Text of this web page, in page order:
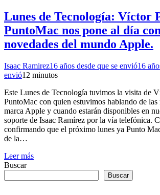
Lunes de Tecnología: Víctor
PuntoMac nos pone al día
novedades del mundo Apple.
Isaac Ramirez16 años desde que se envió16
envió1 2 minutos
Este Lunes de Tecnología tuvimos la visita de
PuntoMac con quien estuvimos hablando de las
marca Apple y cuando estarán disponibles en
soporte de Isaac Ramírez por la vía telefónica.
confirmando que el próximo lunes ya Punto
de la…
Leer más
Buscar
Buscar